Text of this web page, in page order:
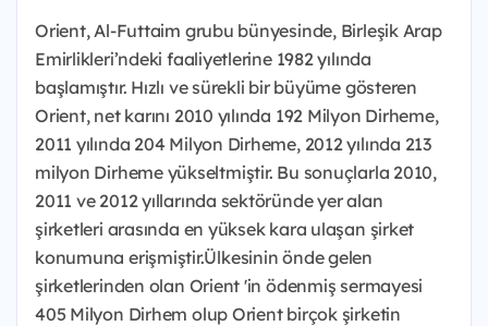
Orient, Al-Futtaim grubu bünyesinde, Birleşik Arap
Emirlikleri’ndeki faaliyetlerine 1982 yılında
başlamıştır. Hızlı ve sürekli bir büyüme gösteren
Orient, net karını 2010 yılında 192 Milyon Dirheme,
2011 yılında 204 Milyon Dirheme, 2012 yılında 213
milyon Dirheme yükseltmiştir. Bu sonuçlarla 2010,
2011 ve 2012 yıllarında sektöründe yer alan
şirketleri arasında en yüksek kara ulaşan şirket
konumuna erişmiştir.Ülkesinin önde gelen
şirketlerinden olan Orient 'in ödenmiş sermayesi
405 Milyon Dirhem olup Orient birçok şirketin